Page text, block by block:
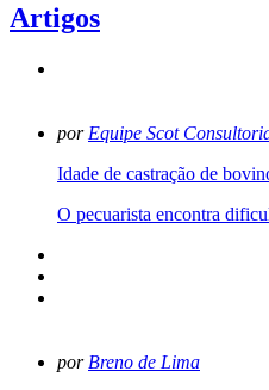
Artigos
por Equipe Scot
Idade de castração de
O pecuarista encontra
por Breno de Lima